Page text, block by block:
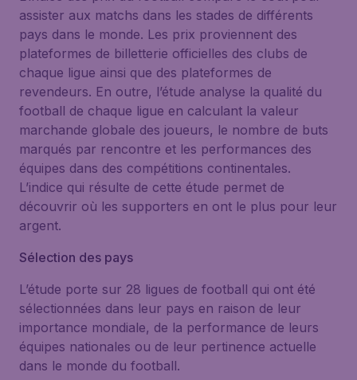
assister aux matchs dans les stades de différents
pays dans le monde. Les prix proviennent des
plateformes de billetterie officielles des clubs de
chaque ligue ainsi que des plateformes de
revendeurs. En outre, l’étude analyse la qualité du
football de chaque ligue en calculant la valeur
marchande globale des joueurs, le nombre de buts
marqués par rencontre et les performances des
équipes dans des compétitions continentales.
L’indice qui résulte de cette étude permet de
découvrir où les supporters en ont le plus pour leur
argent.
Sélection des pays
L’étude porte sur 28 ligues de football qui ont été
sélectionnées dans leur pays en raison de leur
importance mondiale, de la performance de leurs
équipes nationales ou de leur pertinence actuelle
dans le monde du football.